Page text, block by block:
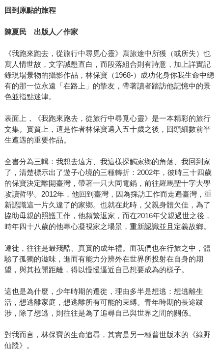
回到原點的旅程
陳夏民 出版人／作家
《我跑來跑去，從旅行中尋覓心靈》寫旅途中所獲（或所失）也
寫人情世故，文字誠懇直白，而段落組合則有詩意，加上詳實記
錄現場景物的攝影作品，林保寶（1968-）成功化身你我生命中總
有的那一位永遠「在路上」的摯友，帶著讀者踏訪他記憶中的景
色並指點迷津。
表面上，《我跑來跑去，從旅行中尋覓心靈》是一本精彩的旅行
文集。實質上，這是作者林保寶邁入五十歲之後，回頭細數前半
生遭遇的重要作品。
全書分為三輯：我想去遠方、我這樣探觸家鄉的角落、我回到家
了，清楚標示出了遊子心境的三種轉折：2002年，彼時三十四歲
的保寶決定離開臺灣，帶著一只大同電鍋，前往羅馬聖十字大學
攻讀哲學。2012年，他回到臺灣，因為採訪工作而走遍臺灣，重
新認識這一片久違了的家鄉。也就在此時，父親身體欠佳，為了
協助母親的照護工作，他頻繁返家，而在2016年父親過世之後，
時年四十八歲的他專心凝視家之場景，重新認識並且定義故鄉。
遷徙，往往是最殘酷、真實的成年禮。而我們也在行旅之中，體
驗了孤獨的滋味，進而有能力分辨外在世界所投射在自身的期
望，與其拉開距離，得以慢慢逼近自己想要成為的樣子。
這也是為什麼，少年時期的遷徙，理由多半是想逃：想逃離生
活，想逃離家庭，想逃離所有可能的束縛。青年時期的長途跋
涉，除了想逃，則往往是為了追尋自己與世界之間的關係。
對我而言，林保寶的生命追尋，其實是另一種普世版本的《綠野
仙蹤》。